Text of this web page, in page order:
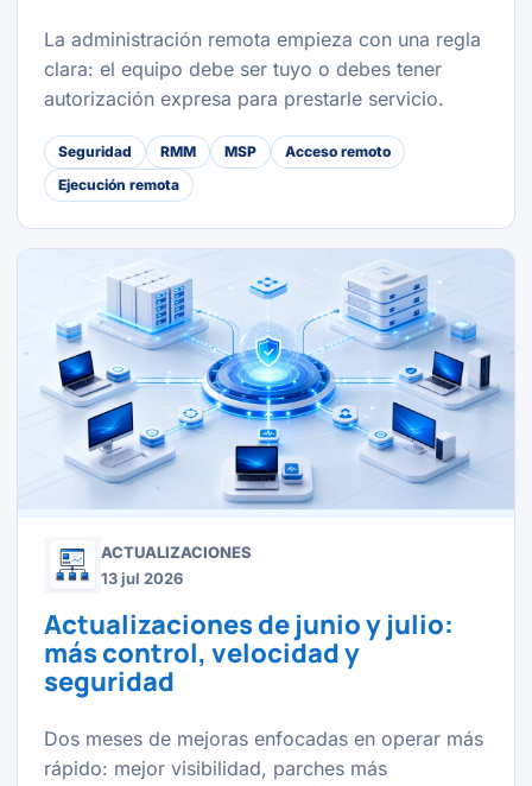
La administración remota empieza con una regla
clara: el equipo debe ser tuyo o debes tener
autorización expresa para prestarle servicio.
Seguridad RMM MSP
Acceso remoto
Ejecución remota
ACTUALIZACIONES
13 jul 2026
Actualizaciones de junio y julio:
más control, velocidad y
seguridad
Dos meses de mejoras enfocadas en operar más
rápido: mejor visibilidad, parches más